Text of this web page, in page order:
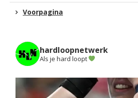
Voorpagina
hardloopnetwerk
Als je hard loopt